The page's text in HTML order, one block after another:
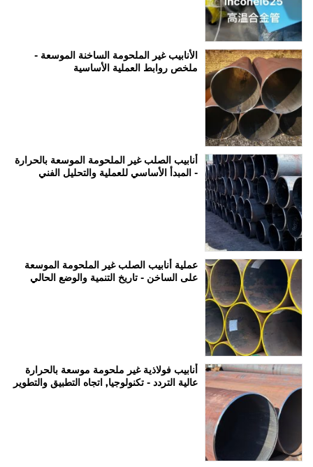
الأنابيب غير الملحومة الساخنة الموسعة -
ملخص روابط العملية الأساسية
أنابيب الصلب غير الملحومة الموسعة بالحرارة
- المبدأ الأساسي للعملية والتحليل الفني
عملية أنابيب الصلب غير الملحومة الموسعة
على الساخن - تاريخ التنمية والوضع الحالي
أنابيب فولاذية غير ملحومة موسعة بالحرارة
عالية التردد - تكنولوجيا, اتجاه التطبيق والتطوير